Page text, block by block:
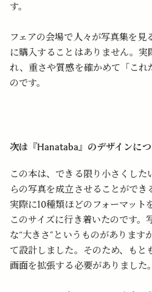
す。
フェアの会場で人々が写真集を見
に購入することはありません。
れ、重さや質感を確かめて「これ
のです。
――次は『Hanataba』のデザインに
この本は、できる限り小さくし
らの写真を成立させることができ
実際に10種類ほどのフォーマット
このサイズに行き着いたのです。
な“大きさ”というものがあります
て設計しました。そのため、もと
画面を拡張する必要がありました。